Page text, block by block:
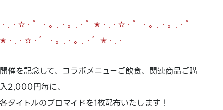
・.・✫・゜・。.・。.・゜✭・.・✫・゜・。.・。.・゜
✭・.・✫・゜・。.・。.・゜✭・.・
開催を記念して、コラボメニューご飲食、関連商品ご購
入2,000円毎に、
各タイトルのブロマイドを1枚配布いたします！